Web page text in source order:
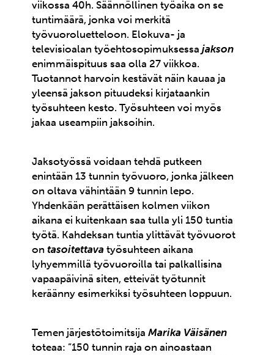
viikossa 40h. Säännöllinen työaika on se
tuntimäärä, jonka voi merkitä
työvuoroluetteloon. Elokuva- ja
televisioalan työehtosopimuksessajakson
enimmäispituus saa olla 27 viikkoa.
Tuotannot harvoin kestävät näin kauaa ja
yleensä jakson pituudeksi kirjataankin
työsuhteen kesto. Työsuhteen voi myös
jakaa useampiin jaksoihin.
Jaksotyössä voidaan tehdä putkeen
enintään 13 tunnin työvuoro, jonka jälkeen
on oltava vähintään 9 tunnin lepo.
Yhdenkään perättäisen kolmen viikon
aikana ei kuitenkaan saa tulla yli 150 tuntia
työtä. Kahdeksan tuntia ylittävät työvuorot
ontasoitettava työsuhteen aikana
lyhyemmillä työvuoroilla tai palkallisina
vapaapäivinä siten, etteivät työtunnit
keräänny esimerkiksi työsuhteen loppuun.
Temen järjestötoimitsijaMarika Väisänen
toteaa: ”150 tunnin raja on ainoastaan